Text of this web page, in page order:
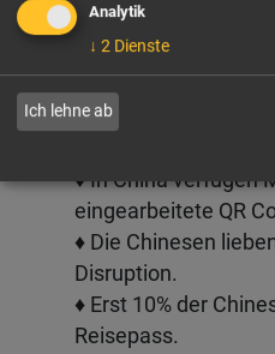
Technologie als
♦ Wir müssen
Implementierung
♦ China befindet
♦ In China verfügen
eingearbeitete QR
♦ Die Chinesen
Disruption.
♦ Erst 10% der
Reisepass.
Analytik
↓ 2 Dienste
Ich lehne ab